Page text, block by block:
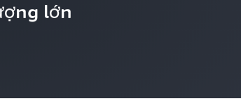
lớn